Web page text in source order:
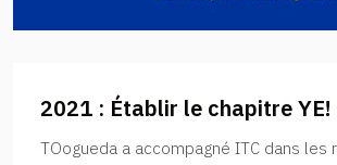
2021 : Établir le chapitre YE!
TOogueda a accompagné ITC dans les